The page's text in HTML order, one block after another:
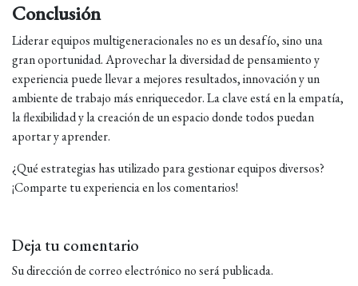
Conclusión
Liderar equipos multigeneracionales no es un desafío, sino una
gran oportunidad. Aprovechar la diversidad de pensamiento y
experiencia puede llevar a mejores resultados, innovación y un
ambiente de trabajo más enriquecedor. La clave está en la empatía,
la flexibilidad y la creación de un espacio donde todos puedan
aportar y aprender.
¿Qué estrategias has utilizado para gestionar equipos diversos?
¡Comparte tu experiencia en los comentarios!
Deja tu comentario
Su dirección de correo electrónico no será publicada.